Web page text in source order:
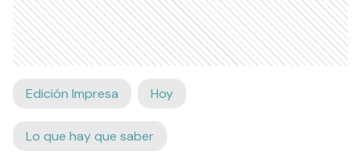
Edición Impresa Hoy
Lo que hay que saber